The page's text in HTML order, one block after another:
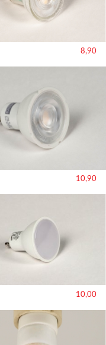
8,90
10,90
10,00